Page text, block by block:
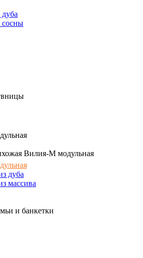
сосны
Вилия-М модульная
дуба
массива
и банкетки